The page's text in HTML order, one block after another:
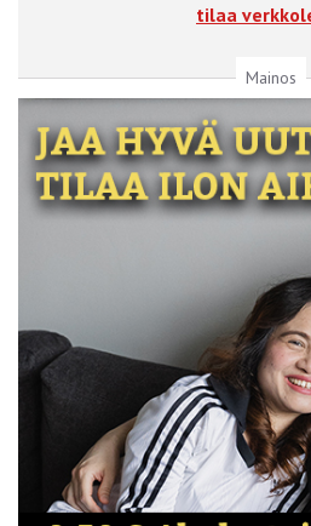
tilaa
Mainos